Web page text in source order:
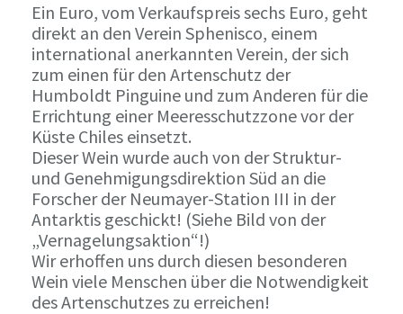
Ein Euro, vom Verkaufspreis sechs Euro, geht
direkt an den Verein Sphenisco, einem
international anerkannten Verein, der sich
zum einen für den Artenschutz der
Humboldt Pinguine und zum Anderen für die
Errichtung einer Meeresschutzzone vor der
Küste Chiles einsetzt.
Dieser Wein wurde auch von der Struktur-
und Genehmigungsdirektion Süd an die
Forscher der Neumayer-Station III in der
Antarktis geschickt! (Siehe Bild von der
„Vernagelungsaktion“!)
Wir erhoffen uns durch diesen besonderen
Wein viele Menschen über die Notwendigkeit
des Artenschutzes zu erreichen!